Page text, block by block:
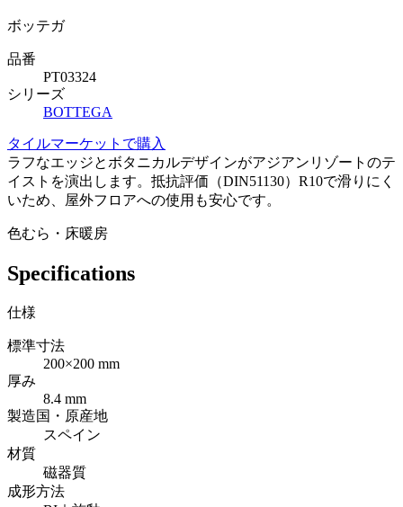
ボッテガ
品番
PT03324
シリーズ
BOTTEGA
タイルマーケットで購入
ラフなエッジとボタニカルデザインがアジアンリゾートのテ
イストを演出します。抵抗評価（DIN51130）R10で滑りにく
いため、屋外フロアへの使用も安心です。
色むら・床暖房
Specifications
仕様
標準寸法
200×200 mm
厚み
8.4 mm
製造国・原産地
スペイン
材質
磁器質
成形方法